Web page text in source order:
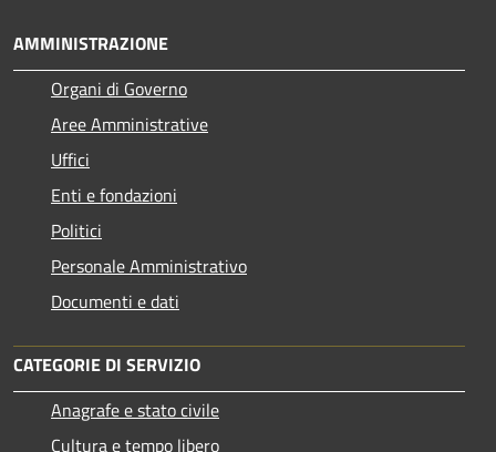
AMMINISTRAZIONE
Organi di Governo
Aree Amministrative
Uffici
Enti e fondazioni
Politici
Personale Amministrativo
Documenti e dati
CATEGORIE DI SERVIZIO
Anagrafe e stato civile
Cultura e tempo libero